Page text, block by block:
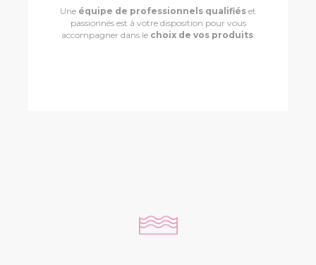
Une équipe de professionnels qualifiés et
passionnés est à votre disposition pour vous
accompagner dans le choix de vos produits.